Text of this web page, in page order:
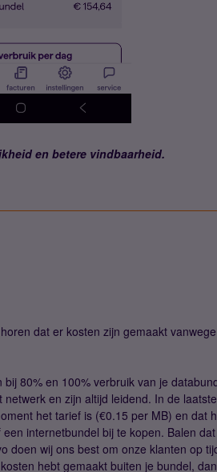
en betere vindbaarheid.
dat er kosten zijn gemaakt
80% en 100% verbruik van je
en zijn altijd leidend. In de
het tarief is (€0.15 per MB) en dat
internetbundel bij te kopen. Balen
doen wij ons best om onze klanten op
hebt gemaakt buiten je bundel, dan